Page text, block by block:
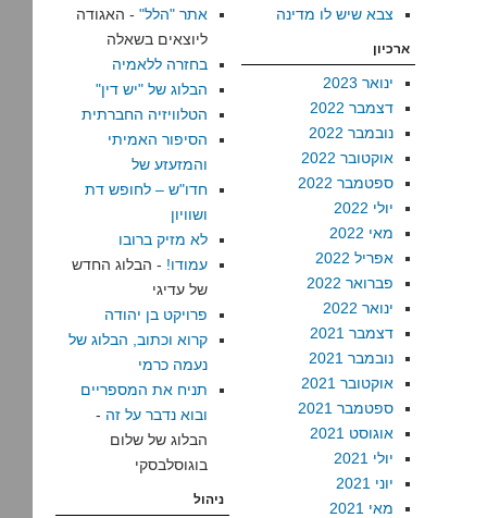
צבא שיש לו מדינה
ארכיון
ינואר 2023
דצמבר 2022
נובמבר 2022
אוקטובר 2022
ספטמבר 2022
יולי 2022
מאי 2022
אפריל 2022
פברואר 2022
ינואר 2022
דצמבר 2021
נובמבר 2021
אוקטובר 2021
ספטמבר 2021
אוגוסט 2021
יולי 2021
יוני 2021
מאי 2021
אתר "הלל" - האגודה
ליוצאים בשאלה
בחזרה ללאמיה
הבלוג של "יש דין"
הטלוויזיה החברתית
הסיפור האמיתי
והמזעזע של
חדו"ש – לחופש דת
ושוויון
לא מזיק ברובו
עמודו! - הבלוג החדש
של עדיגי
פרויקט בן יהודה
קרוא וכתוב, הבלוג של
נעמה כרמי
תניח את המספריים
ובוא נדבר על זה -
הבלוג של שלום
בוגוסלבסקי
ניהול